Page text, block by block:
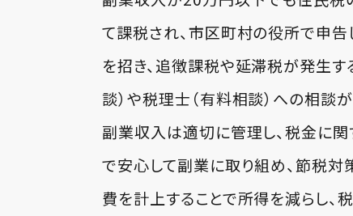
て課税され、市区町村の役所で申
を招き、追徴課税や延滞税が発生
談）や税理士（有料相談）への相談
副業収入は適切に管理し、税金に
で安心して副業に取り組め、節税対
費を計上することで所得を減らし、